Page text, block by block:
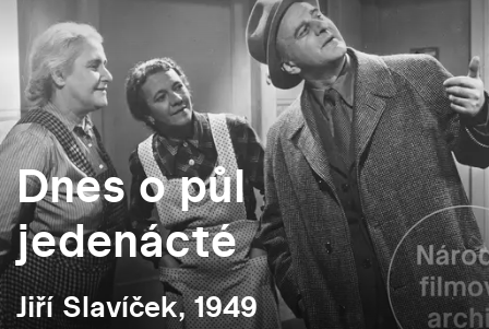
Dnes o půl
jedenácté
Jiří Slavíček, 1949